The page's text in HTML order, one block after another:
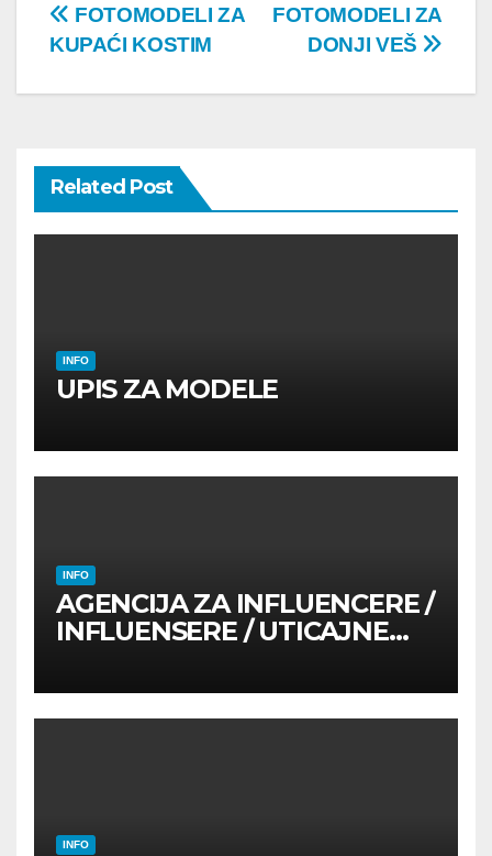
Post
FOTOMODELI ZA
DONJI VEŠ
FOTOMODELI ZA
KUPAĆI KOSTIM
Related Post
INFO
UPIS ZA MODELE
INFO
AGENCIJA ZA INFLUENCERE /
INFLUENSERE / UTICAJNE
INFO